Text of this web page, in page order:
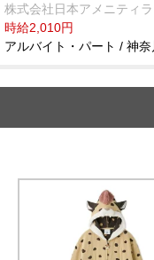
株式会社日本アメニティ
時給2,010円
アルバイト・パート / 神奈